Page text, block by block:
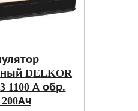
DELKOR
1100 А обр.